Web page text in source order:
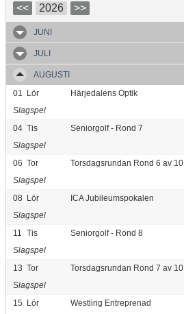
<< 2026 >>
JUNI
JULI
AUGUSTI
01
Lör
Härjedalens Optik
Slagspel
04 Tis
Seniorgolf - Rond 7
Slagspel
06 Tor
Torsdagsrundan Rond 6 av 10
Slagspel
08 Lör
ICA Jubileumspokalen
Slagspel
11
Tis
Seniorgolf - Rond 8
Slagspel
13 Tor
Torsdagsrundan Rond 7 av 10
Slagspel
15 Lör
Westling Entreprenad